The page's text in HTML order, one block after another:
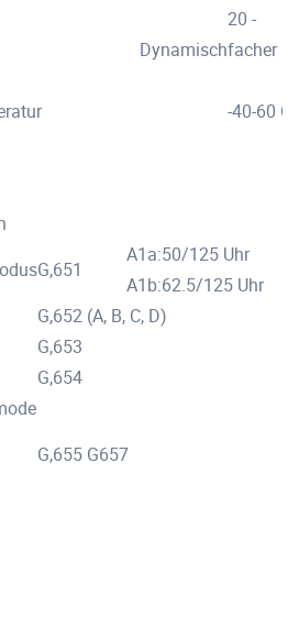
Dynamisch
20 -
facher
-40-60
G,651
A1a:50/125 Uhr
A1b:62.5/125 Uhr
G,652 (A, B, C, D)
G,653
G,654
G,655 G657